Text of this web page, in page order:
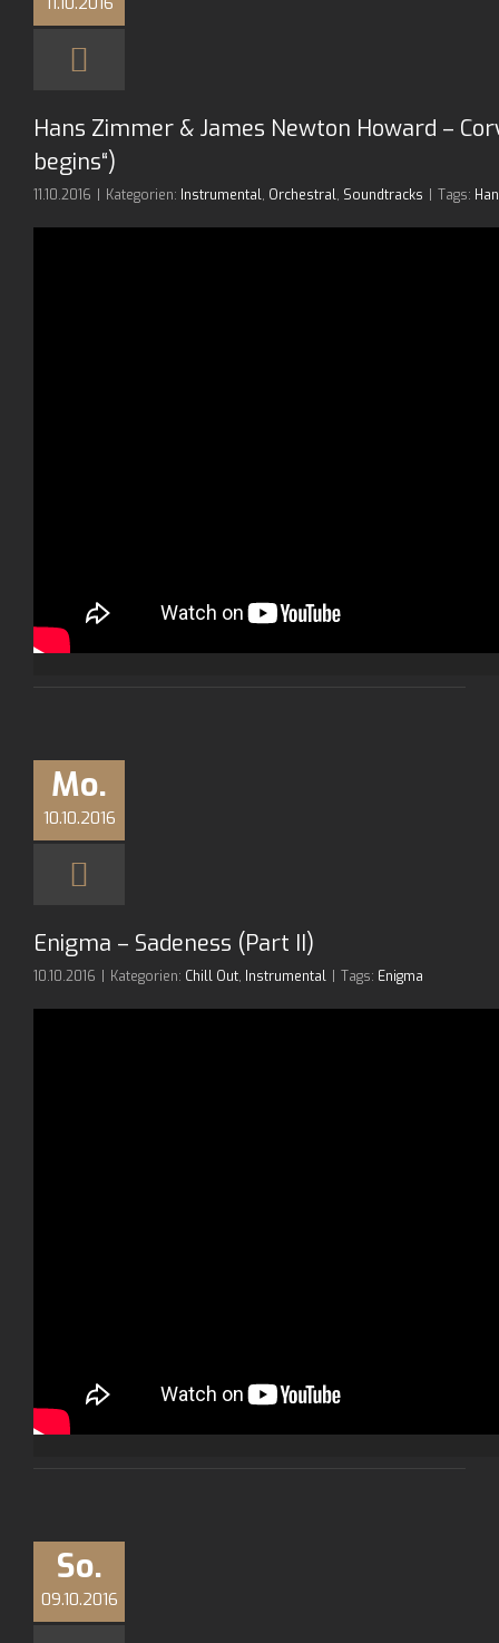
Hans Zimmer & James Newton Howard –
begins“)
11.10.2016 Kategorien: Instrumental, Orchestral, Soundtracks Tags:
Mo.
10.10.2016
Enigma – Sadeness (Part II)
10.10.2016 Kategorien: Chill Out, Instrumental Tags: Enigma
So.
09.10.2016